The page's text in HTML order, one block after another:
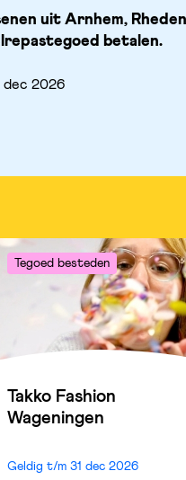
uit Arnhem,
betalen.
dec 2026
Tegoed besteden
Takko Fashion
Wageningen
Geldig t/m 31 dec 2026